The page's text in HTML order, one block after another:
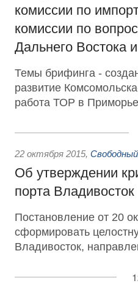
комиссии по
комиссии по
Дальнего Востока
Темы брифинга -
развитие
работа ТОР в
22 октября 2015,
Об утверждении
порта Владивосток
Постановление от 20
сформировать
Владивосток,